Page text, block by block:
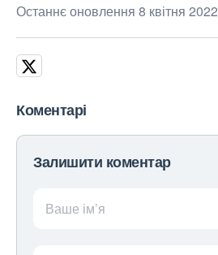
Останнє оновлення 8 квітня 2022
Коментарі
Залишити коментар
Ваше ім’я